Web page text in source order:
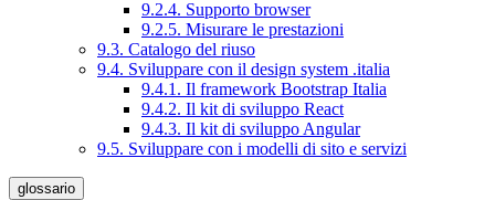
9.2.4. Supporto browser
9.2.5. Misurare le prestazioni
9.3. Catalogo del riuso
9.4. Sviluppare con il design system .italia
9.4.1. Il framework Bootstrap Italia
9.4.2. Il kit di sviluppo React
9.4.3. Il kit di sviluppo Angular
9.5. Sviluppare con i modelli di sito e servizi
glossario